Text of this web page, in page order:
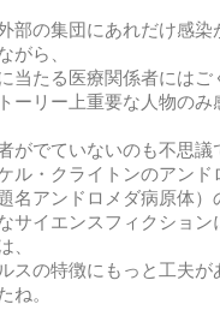
部の集団にあれだけ感染
がら、
当たる医療関係者にはご
トーリー上重要な人物のみ
がでていないのも不思議
ル・クライトンのアンド
題名アンドロメダ病原体）
サイエンスフィクション
、
スの特徴にもっと工夫が
ね。